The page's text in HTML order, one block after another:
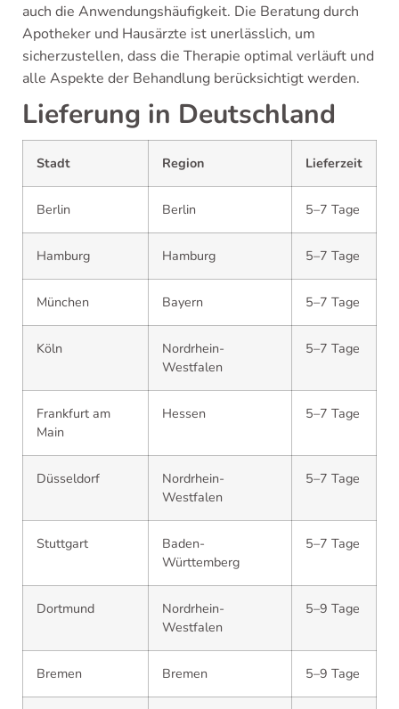
auch die Anwendungshäufigkeit. Die Beratung durch
Apotheker und Hausärzte ist unerlässlich, um
sicherzustellen, dass die Therapie optimal verläuft und
alle Aspekte der Behandlung berücksichtigt werden.
Lieferung in Deutschland
Stadt Region Lieferzeit
Berlin Berlin 5–7 Tage
Hamburg Hamburg 5–7 Tage
München Bayern 5–7 Tage
Köln
Nordrhein-
Westfalen
5–7 Tage
Frankfurt am
Main
Hessen 5–7 Tage
Düsseldorf
Nordrhein-
Westfalen
5–7 Tage
Stuttgart
Baden-
Württemberg
5–7 Tage
Dortmund
Nordrhein-
Westfalen
5–9 Tage
Bremen Bremen 5–9 Tage